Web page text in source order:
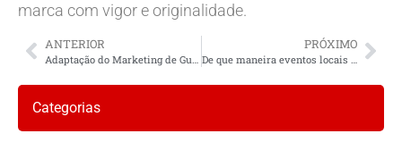
marca com vigor e originalidade.
ANTERIOR PRÓXIMO
Categorias